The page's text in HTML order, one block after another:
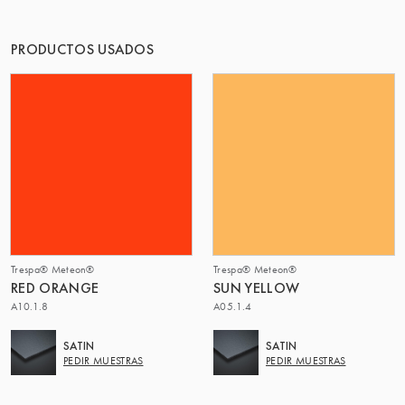
PRODUCTOS USADOS
Trespa® Meteon®
RED ORANGE
A10.1.8
SATIN
PEDIR MUESTRAS
Trespa® Meteon®
SUN YELLOW
A05.1.4
SATIN
PEDIR MUESTRAS